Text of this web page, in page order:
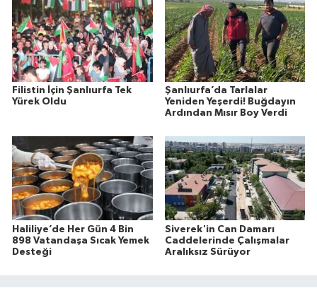
Filistin İçin Şanlıurfa Tek
Yürek Oldu
Şanlıurfa’da Tarlalar
Yeniden Yeşerdi! Buğdayın
Ardından Mısır Boy Verdi
Haliliye’de Her Gün 4 Bin
898 Vatandaşa Sıcak Yemek
Desteği
Siverek'in Can Damarı
Caddelerinde Çalışmalar
Aralıksız Sürüyor